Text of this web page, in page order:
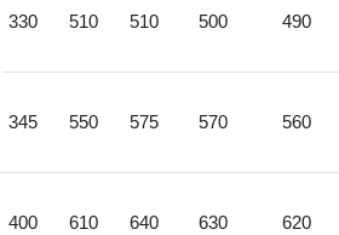
330 510 510 500 490
345 550 575 570 560
400 610 640 630 620